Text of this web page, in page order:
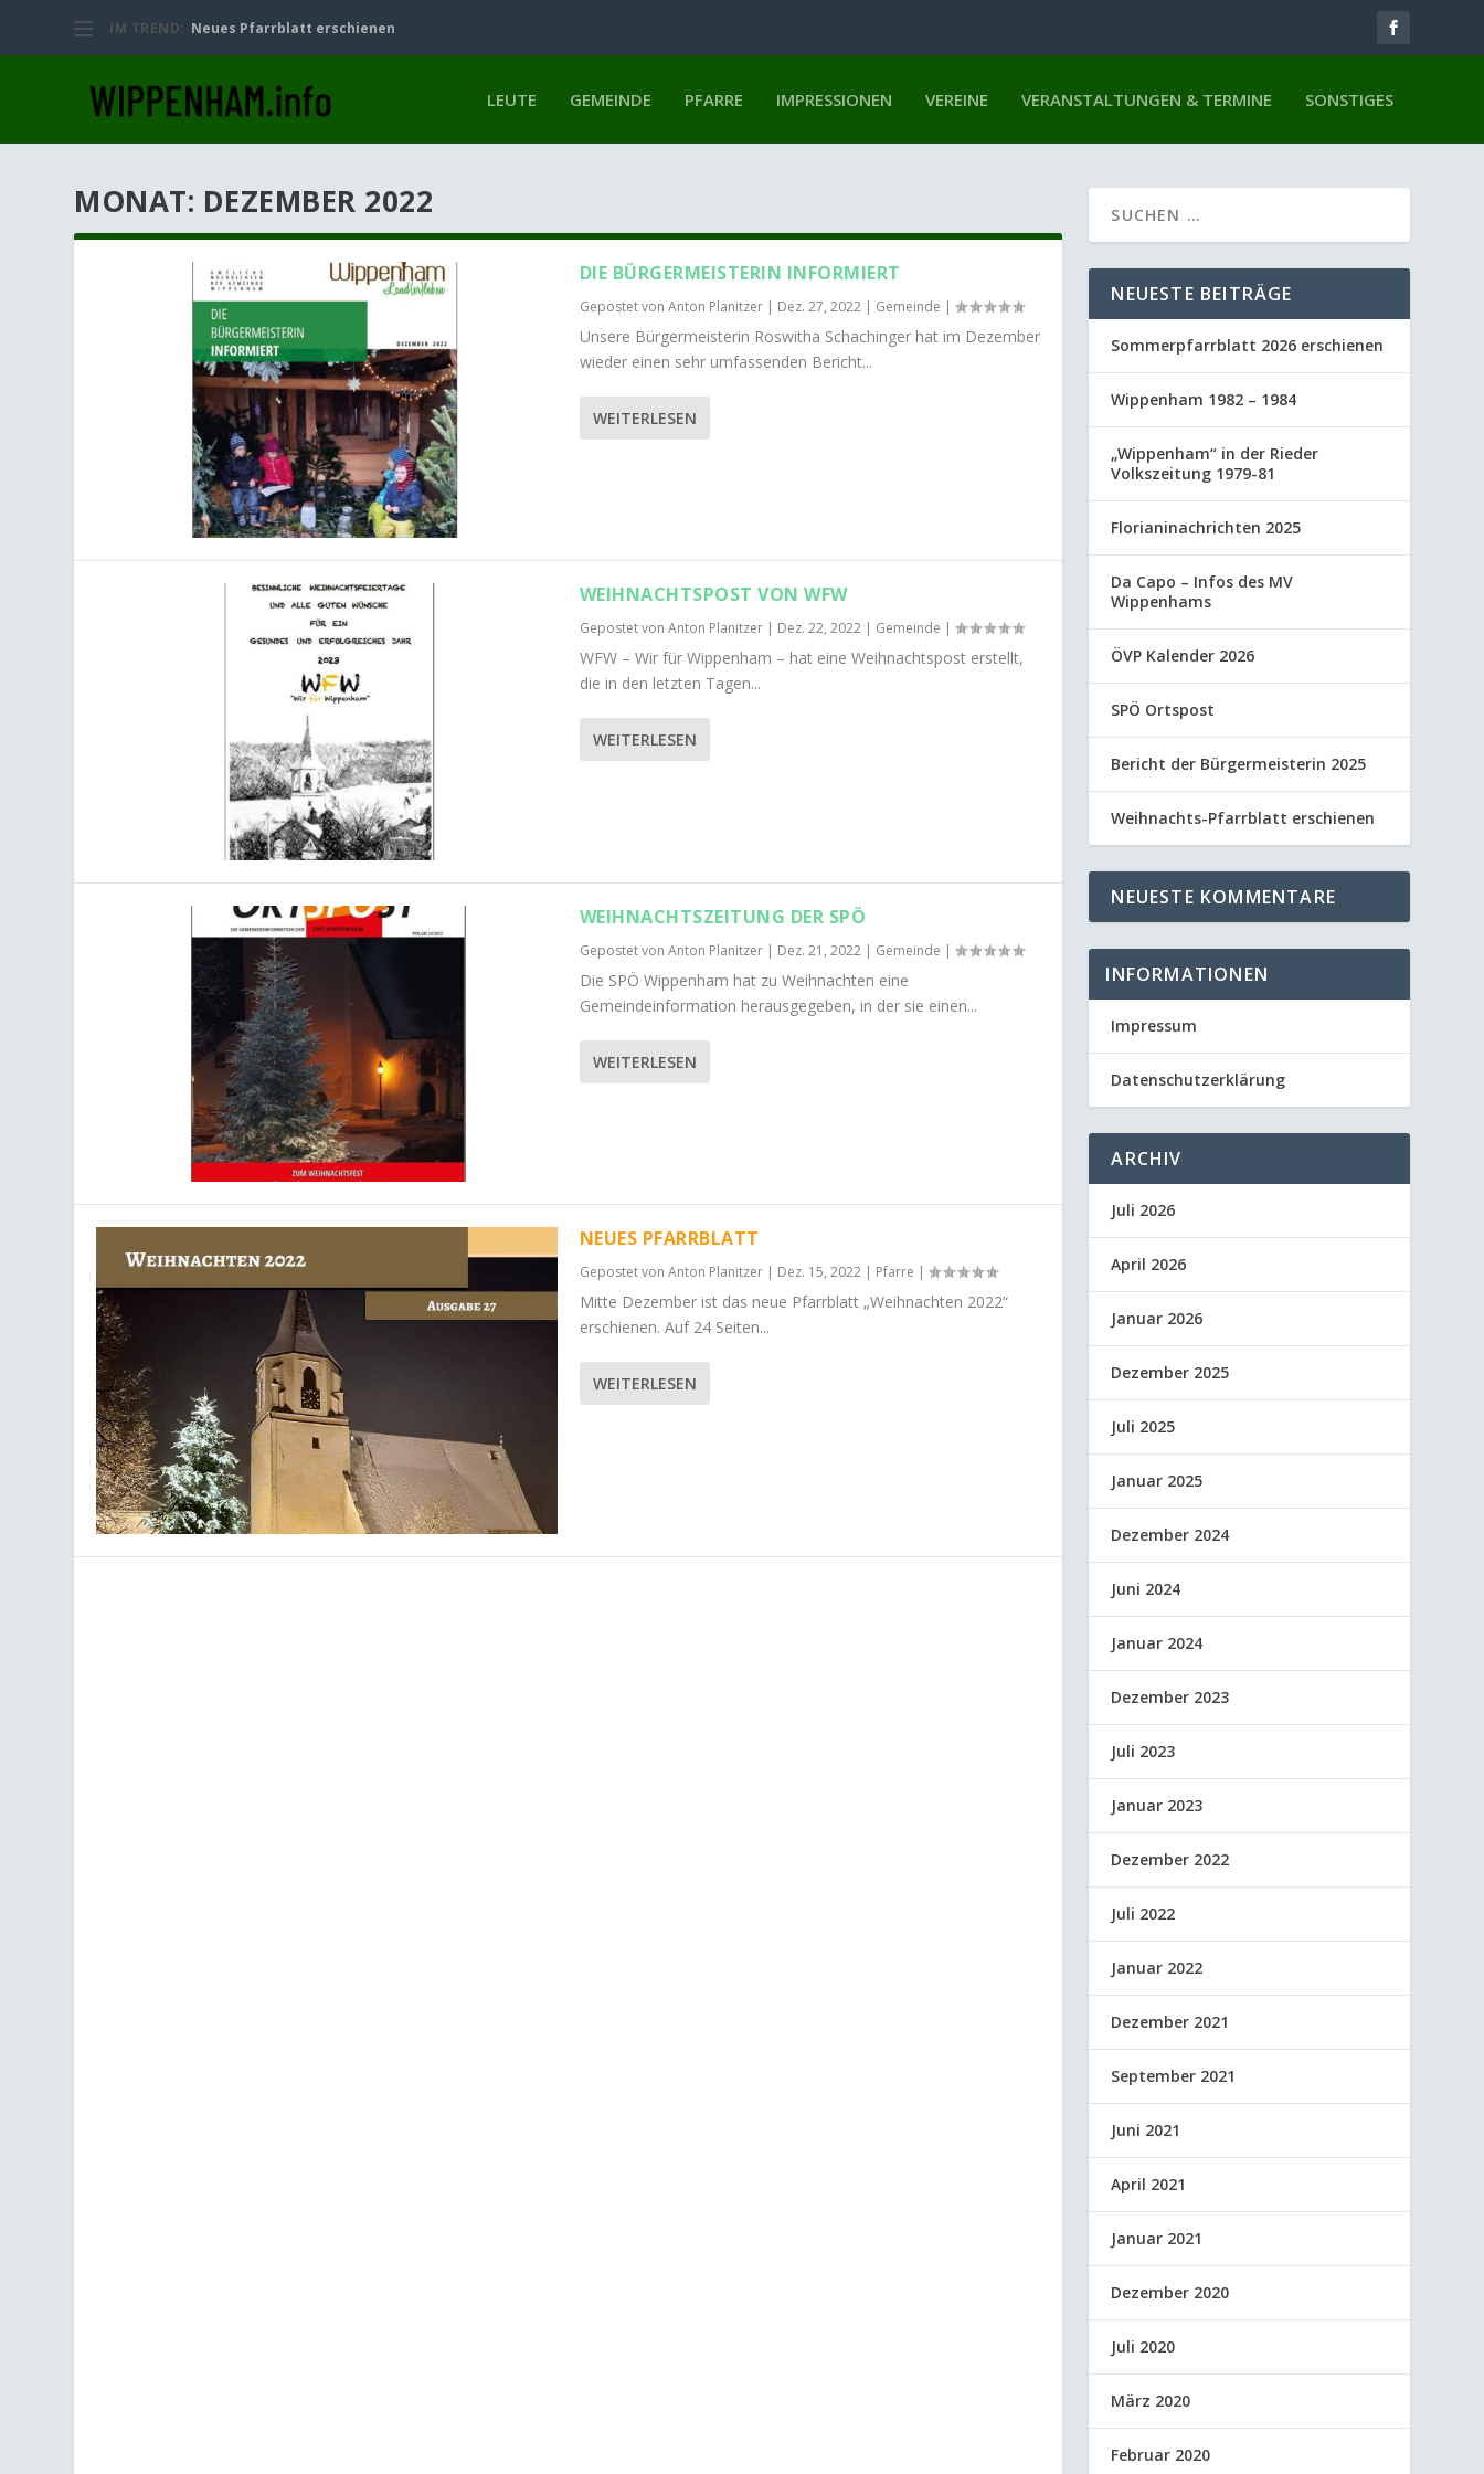
IM TREND: Neues Pfarrblatt erschienen
LEUTE GEMEINDE PFARRE IMPRESSIONEN VEREINE VERANSTALTUNGEN & TERMINE SONSTIGES
MONAT: DEZEMBER 2022
DIE BÜRGERMEISTERIN INFORMIERT
Gepostet von Anton Planitzer| Dez. 27, 2022| Gemeinde |
Unsere Bürgermeisterin Roswitha Schachinger hat im Dezember
wieder einen sehr umfassenden Bericht...
WEITERLESEN
WEIHNACHTSPOST VON WFW
Gepostet von Anton Planitzer| Dez. 22, 2022| Gemeinde |
WFW – Wir für Wippenham – hat eine Weihnachtspost erstellt,
die in den letzten Tagen...
WEITERLESEN
WEIHNACHTSZEITUNG DER SPÖ
Gepostet von Anton Planitzer| Dez. 21, 2022| Gemeinde |
Die SPÖ Wippenham hat zu Weihnachten eine
Gemeindeinformation herausgegeben, in der sie einen...
WEITERLESEN
NEUES PFARRBLATT
Gepostet von Anton Planitzer| Dez. 15, 2022| Pfarre |
Mitte Dezember ist das neue Pfarrblatt „Weihnachten 2022“
erschienen. Auf 24 Seiten...
WEITERLESEN
NEUESTE BEITRÄGE
Sommerpfarrblatt 2026 erschienen
Wippenham 1982 – 1984
„Wippenham“ in der Rieder
Volkszeitung 1979-81
Florianinachrichten 2025
Da Capo – Infos des MV
Wippenhams
ÖVP Kalender 2026
SPÖ Ortspost
Bericht der Bürgermeisterin 2025
Weihnachts-Pfarrblatt erschienen
NEUESTE KOMMENTARE
INFORMATIONEN
Impressum
Datenschutzerklärung
ARCHIV
Juli 2026
April 2026
Januar 2026
Dezember 2025
Juli 2025
Januar 2025
Dezember 2024
Juni 2024
Januar 2024
Dezember 2023
Juli 2023
Januar 2023
Dezember 2022
Juli 2022
Januar 2022
Dezember 2021
September 2021
Juni 2021
April 2021
Januar 2021
Dezember 2020
Juli 2020
März 2020
Februar 2020